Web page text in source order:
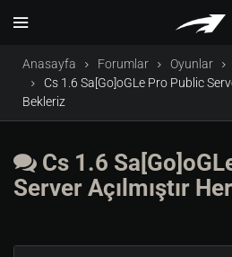
Anasayfa Forumlar Oyunlar
Cs 1.6 Sa[Go]oGLe Pro Public
Bekleriz
Cs 1.6
Server Açılmıştır